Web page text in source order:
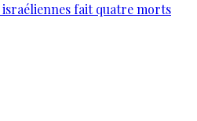
israéliennes fait quatre morts